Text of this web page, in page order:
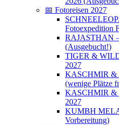
📅 Fotoreisen 2027
Fotoexpedition
RAJASTHAN –
(Ausgebucht!)
TIGER &
2027
KASCHMIR &
(wenige Plätze
KASCHMIR &
2027
KUMBH MELA
Vorbereitung)